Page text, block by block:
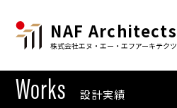
NAF Architects
株式会社エヌ・エー・エフアーキテクツ
Works 設計実績